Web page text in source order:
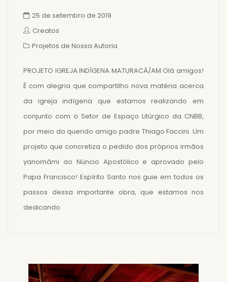
25 de setembro de 2019
Creatos
Projetos de Nossa Autoria
PROJETO IGREJA INDÍGENA MATURACÁ/AM Olá amigos!
É com alegria que compartilho nova matéria acerca
da igreja indígena que estamos realizando em
conjunto com o Setor de Espaço Litúrgico da CNBB,
por meio do querido amigo padre Thiago Faccini. Um
projeto que concretiza o pedido dos próprios irmãos
yanomâmi ao Núncio Apostólico e aprovado pelo
Papa Francisco! Espírito Santo nos guie em todos os
passos dessa importante obra, que estamos nos
dedicando